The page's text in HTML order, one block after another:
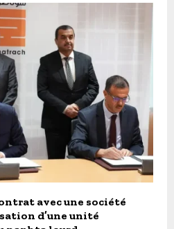
avec une société
d’une unité